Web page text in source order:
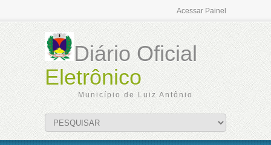
Acessar Painel
Diário Oficial
Eletrônico
Município de Luiz Antônio